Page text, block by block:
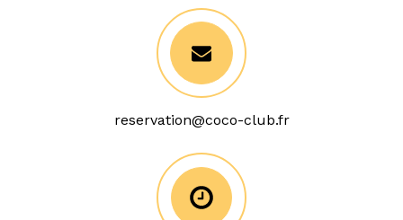
reservation@coco-club.fr